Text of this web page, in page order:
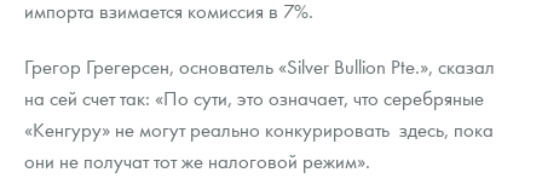
импорта взимается комиссия в 7%.
Грегор Грегерсен, основатель «Silver Bullion Pte.», сказал
на сей счет так: «По сути, это означает, что серебряные
«Кенгуру» не могут реально конкурировать здесь, пока
они не получат тот же налоговой режим».